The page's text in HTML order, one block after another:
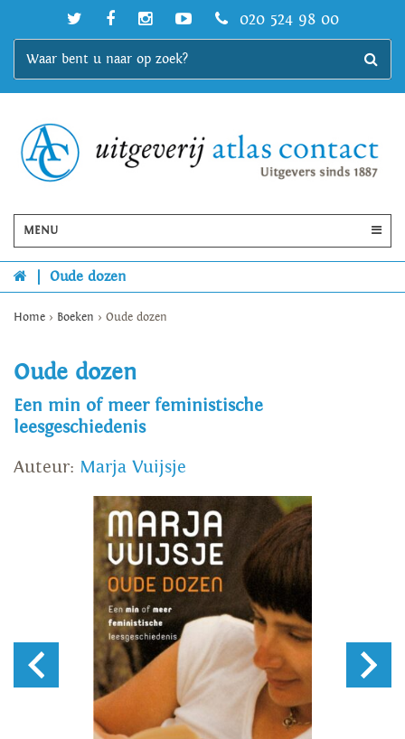
020 524 98 00
MENU
Oude dozen
Home > Boeken > Oude dozen
Oude dozen
Een min of meer feministische
leesgeschiedenis
Auteur: Marja Vuijsje